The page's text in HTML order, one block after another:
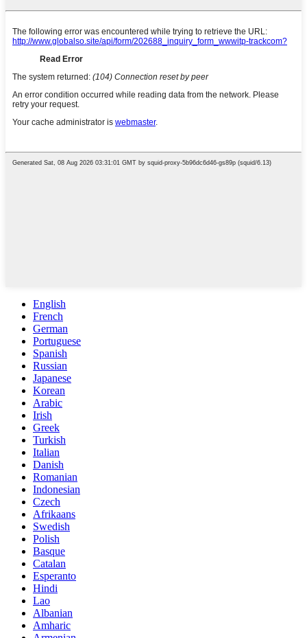
English
French
German
Portuguese
Spanish
Russian
Japanese
Korean
Arabic
Irish
Greek
Turkish
Italian
Danish
Romanian
Indonesian
Czech
Afrikaans
Swedish
Polish
Basque
Catalan
Esperanto
Hindi
Lao
Albanian
Amharic